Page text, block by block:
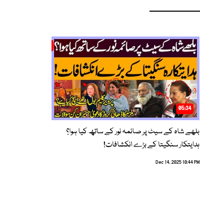
05:34
بلھے شاہ کے سیٹ پر صائمہ نور کے ساتھ کیا ہوا؟
ہدایتکار سنگیتا کے بڑے انکشافات!
Dec 14, 2025 10:44 PM